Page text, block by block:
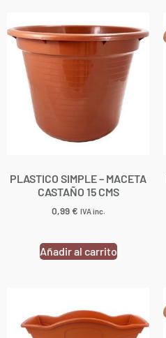
PLASTICO SIMPLE – MACETA
CASTAÑO 15 CMS
0,99€ IVA inc.
Añadir al carrito